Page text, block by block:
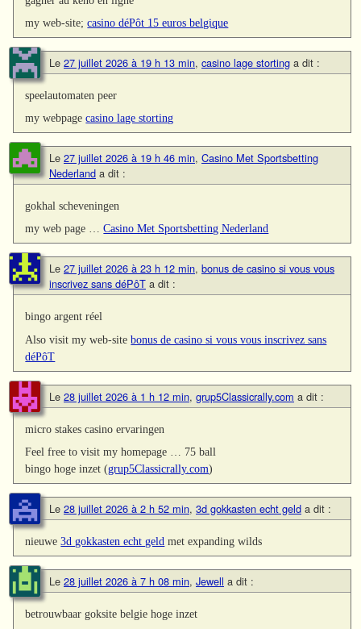
my web-site;casino déPôt 15 euros belgique
Le 27 juillet 2026 à 19 h 13 min, casino lage storting a dit :
speelautomaten peer
my webpagecasino lage storting
Le 27 juillet 2026 à 19 h 46 min, Casino Met Sportsbetting
Nederland a dit :
gokhal scheveningen
my web page …Casino Met Sportsbetting Nederland
Le 27 juillet 2026 à 23 h 12 min, bonus de casino si vous vous
inscrivez sans déPôT a dit :
bingo argent réel
Also visit my web-sitebonus de casino si vous vous inscrivez sans
déPôT
Le 28 juillet 2026 à 1 h 12 min, grup5Classicrally.com a dit :
micro stakes casino ervaringen
Feel free to visit my homepage … 75 ball
bingo hoge inzet (grup5Classicrally.com)
Le 28 juillet 2026 à 2 h 52 min, 3d gokkasten echt geld a dit :
nieuwe3d gokkasten echt geld met expanding wilds
Le 28 juillet 2026 à 7 h 08 min, Jewell a dit :
betrouwbaar goksite belgie hoge inzet